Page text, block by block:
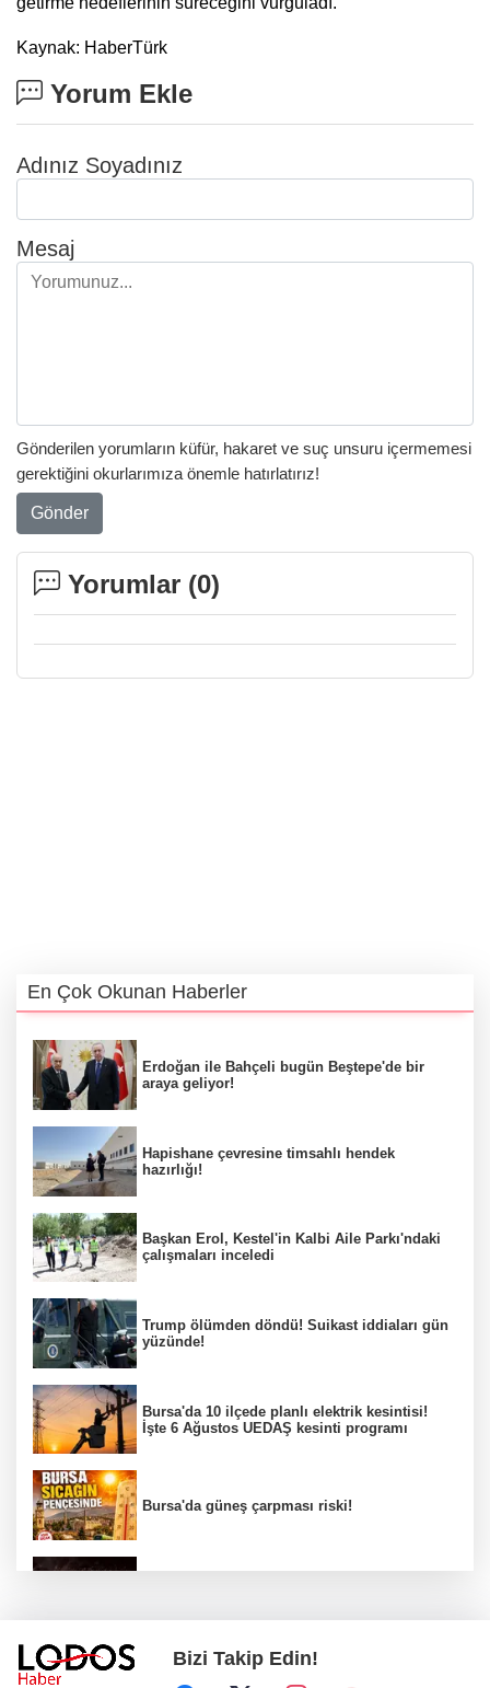
Kaynak: HaberTürk
Yorum Ekle
Adınız Soyadınız
Mesaj
Gönderilen yorumların küfür, hakaret ve suç unsuru içermemesi
gerektiğini okurlarımıza önemle hatırlatırız!
Gönder
Yorumlar (0)
En Çok Okunan Haberler
Erdoğan ile Bahçeli bugün Beştepe'de bir
araya geliyor!
Hapishane çevresine timsahlı hendek
hazırlığı!
Başkan Erol, Kestel'in Kalbi Aile Parkı'ndaki
çalışmaları inceledi
Trump ölümden döndü! Suikast iddiaları gün
yüzünde!
Bursa'da 10 ilçede planlı elektrik kesintisi!
İşte 6 Ağustos UEDAŞ kesinti programı
Bursa'da güneş çarpması riski!
Erdoğan: Terör tehdidinden kalıcı olarak
Bizi Takip Edin!